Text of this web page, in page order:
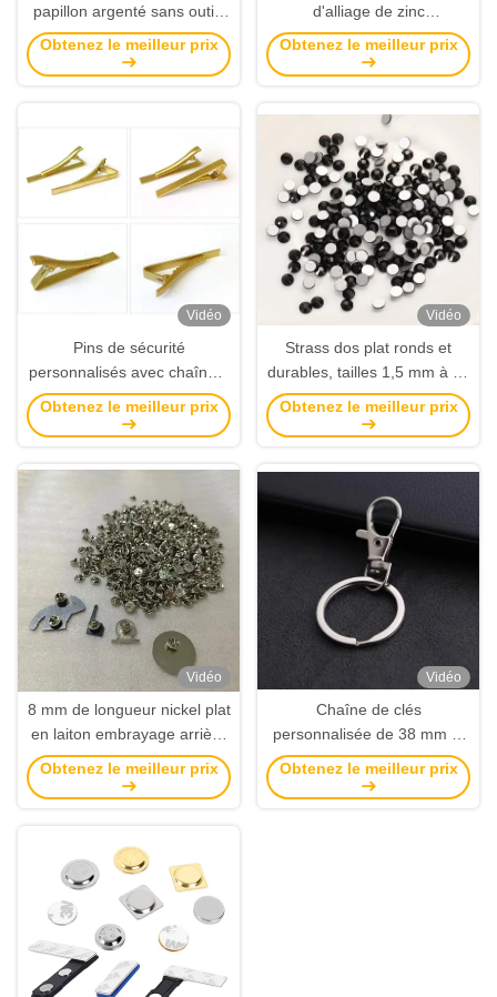
papillon argenté sans outils
requis 11 mm de diamètre
cuivre nickelé pour les
Obtenez le meilleur prix
d'alliage de zinc
d'embrayage de papillon
arrière épingle épingle
Obtenez le meilleur prix
Vidéo
Pins de sécurité
personnalisés avec chaîne à
billes pour les insignes plus
grands et l'utilisation
Obtenez le meilleur prix
Vidéo
Strass dos plat ronds et
durables, tailles 1,5 mm à 10
mm, pour décoration de
badges, médailles et
Obtenez le meilleur prix
Vidéo
8 mm de longueur nickel plat
en laiton embrayage arrière
épingle avec embrayage
papillon pour une installation
Obtenez le meilleur prix
Vidéo
Chaîne de clés
personnalisée de 38 mm et
porte-clés pour l'usage
quotidien et les cadeaux
Obtenez le meilleur prix